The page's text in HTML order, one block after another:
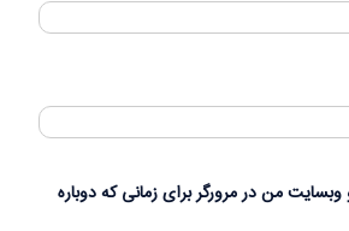
وبسایت من در مرورگر برای زمانی که دوباره